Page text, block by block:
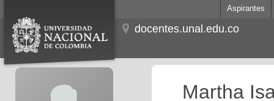
Aspirantes
docentes.unal.edu.co
Martha